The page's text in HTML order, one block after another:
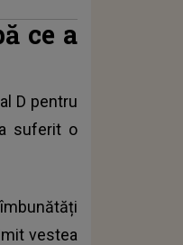
ce a
D pentru
suferit o
vestea